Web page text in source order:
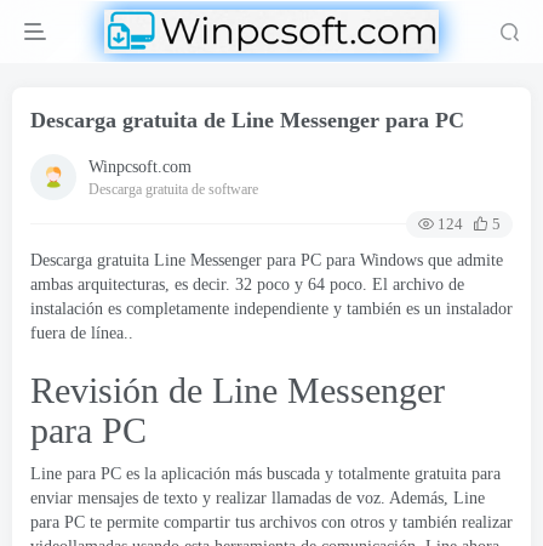
Descarga gratuita de Line Messenger para PC
Winpcsoft.com
Descarga gratuita de software
124
5
Descarga gratuita Line Messenger para PC para Windows que admite
ambas arquitecturas, es decir. 32 poco y 64 poco. El archivo de
instalación es completamente independiente y también es un instalador
fuera de línea..
Revisión de Line Messenger
para PC
Line para PC es la aplicación más buscada y totalmente gratuita para
enviar mensajes de texto y realizar llamadas de voz. Además, Line
para PC te permite compartir tus archivos con otros y también realizar